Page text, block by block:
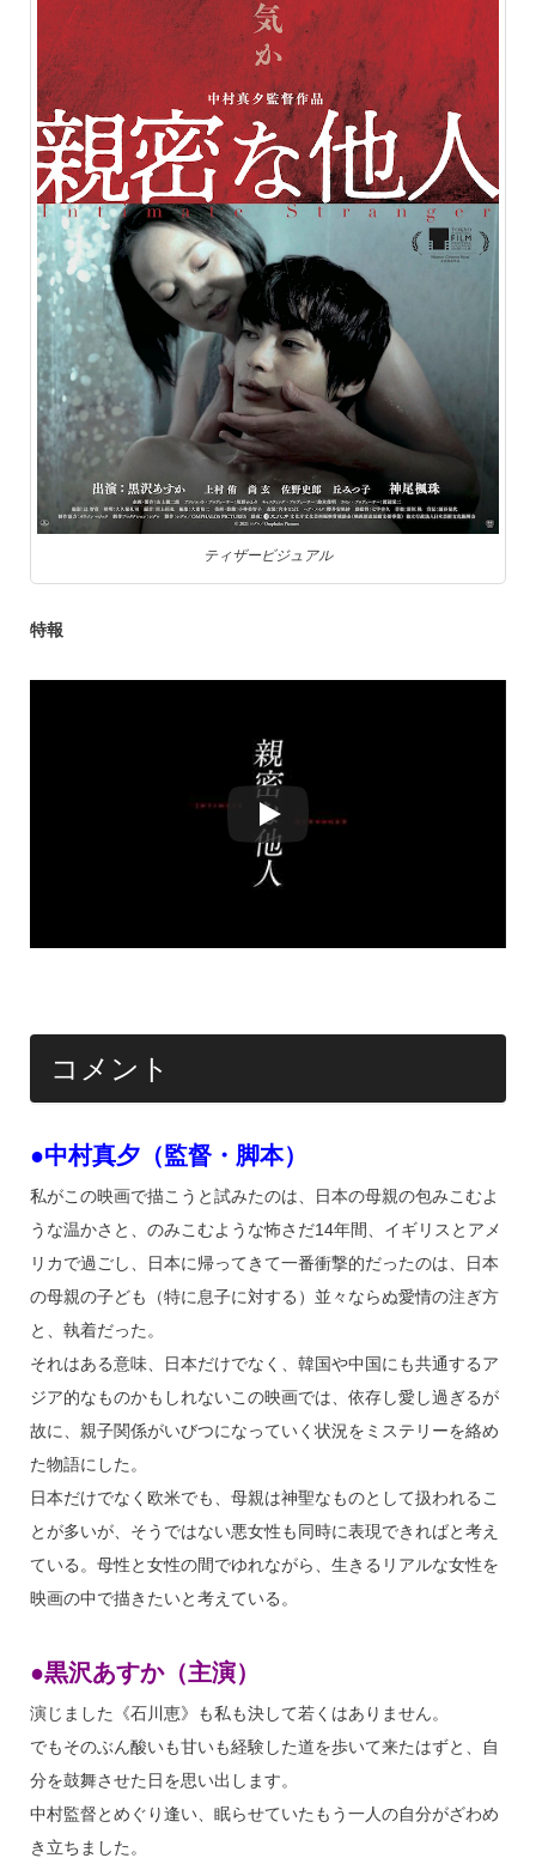
ティザービジュアル
特報
コメント
●中村真夕（監督・脚本）
私がこの映画で描こうと試みたのは、日本の母親の包みこむよ
うな温かさと、のみこむような怖さだ14年間、イギリスとアメ
リカで過ごし、日本に帰ってきて一番衝撃的だったのは、日本
の母親の子ども（特に息子に対する）並々ならぬ愛情の注ぎ方
と、執着だった。
それはある意味、日本だけでなく、韓国や中国にも共通するア
ジア的なものかもしれないこの映画では、依存し愛し過ぎるが
故に、親子関係がいびつになっていく状況をミステリーを絡め
た物語にした。
日本だけでなく欧米でも、母親は神聖なものとして扱われるこ
とが多いが、そうではない悪女性も同時に表現できればと考え
ている。母性と女性の間でゆれながら、生きるリアルな女性を
映画の中で描きたいと考えている。
●黒沢あすか（主演）
演じました《石川恵》も私も決して若くはありません。
でもそのぶん酸いも甘いも経験した道を歩いて来たはずと、自
分を鼓舞させた日を思い出します。
中村監督とめぐり逢い、眠らせていたもう一人の自分がざわめ
き立ちました。